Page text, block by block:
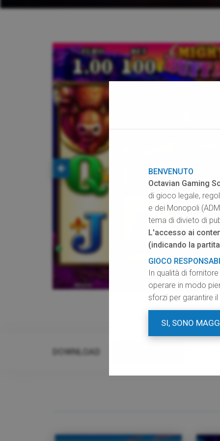
DOWNLOAD
BENVENUTO
Octavian Gaming
di gioco legale,
e dei Monopoli
tema di divieto di
L'accesso ai
(indicando la
GIOCO
In qualità di
operare in modo
sforzi per garantire
SI, SONO